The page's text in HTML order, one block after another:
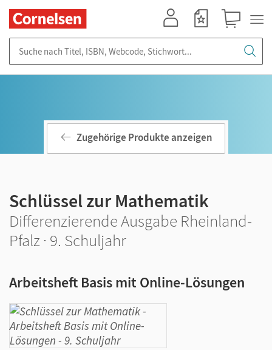
Zugehörige Produkte anzeigen
Schlüssel zur Mathematik
Differenzierende Ausgabe Rheinland-
Pfalz · 9. Schuljahr
Arbeitsheft Basis mit Online-Lösungen